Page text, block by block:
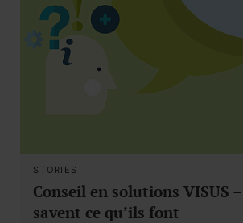
STORIES
Conseil en solutions VISUS
savent ce qu’ils font